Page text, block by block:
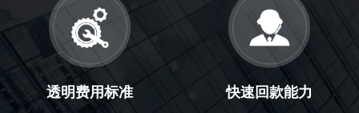
透明费用标准 快速回款能力